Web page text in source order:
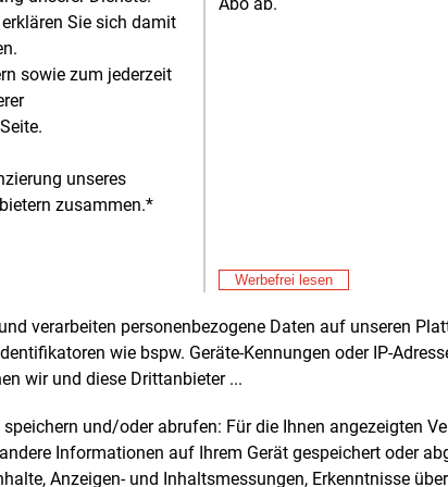
Sie sich damit
sowie zum jederzeit
unseres
zusammen.*
Werbefrei lesen
verarbeiten personenbezogene Daten auf unseren
wie bspw. Geräte-Kennungen oder IP-
wir und diese Drittanbieter ...
und/oder abrufen: Für die Ihnen angezeigten
Informationen auf Ihrem Gerät gespeichert oder
Anzeigen- und Inhaltsmessungen, Erkenntnisse
innovative Ansätze gefragt, um
voranzukommen. Die Syna
der Frankfurter
sich unlängst eine Tiefbaufirma
zugelegt, um beim
haben die Stadtwerke Kelheim
vier Tiefbauer eingestellt.
angeschafft. In
Marktsituation zunehmend
gemacht, Tiefbaufirmen zu
Hemmnis beim Netzausbau
da ist sich Kerstin Andreae,
E&M